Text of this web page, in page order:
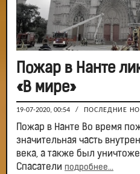
Пожар в Нанте
«В мире»
19-07-2020, 00:54 / ПОСЛЕДНИЕ
Пожар в Нанте Во время
значительная часть
века, а также был
Спасатели подробнее...